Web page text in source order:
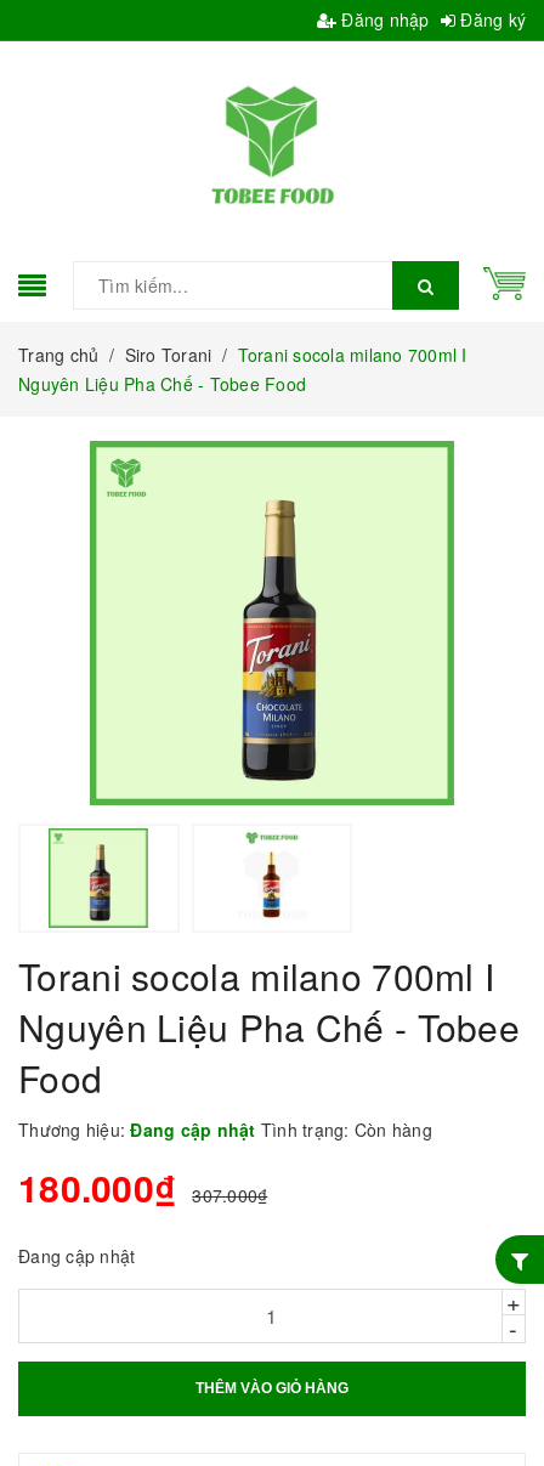
Đăng nhập Đăng ký
Trang chủ / Siro Torani / Torani socola milano 700ml I
Nguyên Liệu Pha Chế - Tobee Food
Torani socola milano 700ml I
Nguyên Liệu Pha Chế - Tobee
Food
Thương hiệu: Đang cập nhật Tình trạng: Còn hàng
180.000₫ 307.000₫
Đang cập nhật
+
-
THÊM VÀO GIỎ HÀNG